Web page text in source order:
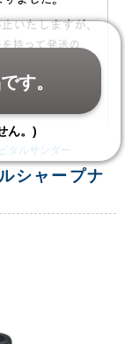
タルサンダー
シャープナ
す。
ん。)